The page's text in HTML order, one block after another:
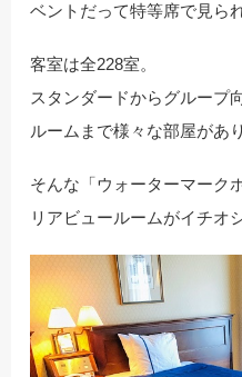
ベントだって特等席で見ら
客室は全228室。
スタンダードからグループ
ルームまで様々な部屋があ
そんな「ウォーターマーク
リアビュールームがイチオシ